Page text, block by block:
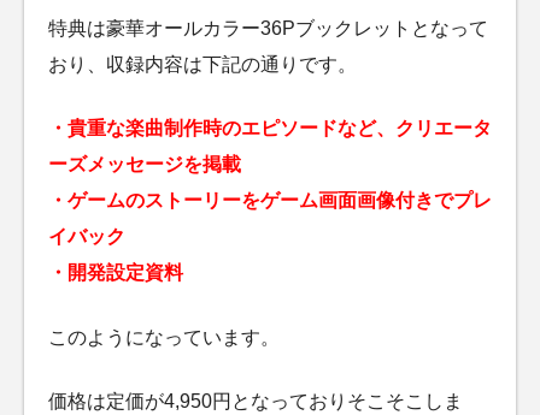
特典は豪華オールカラー36Pブックレットとなって
おり、収録内容は下記の通りです。
・貴重な楽曲制作時のエピソードなど、クリエータ
ーズメッセージを掲載
・ゲームのストーリーをゲーム画面画像付きでプレ
イバック
・開発設定資料
このようになっています。
価格は定価が4,950円となっておりそこそこしま